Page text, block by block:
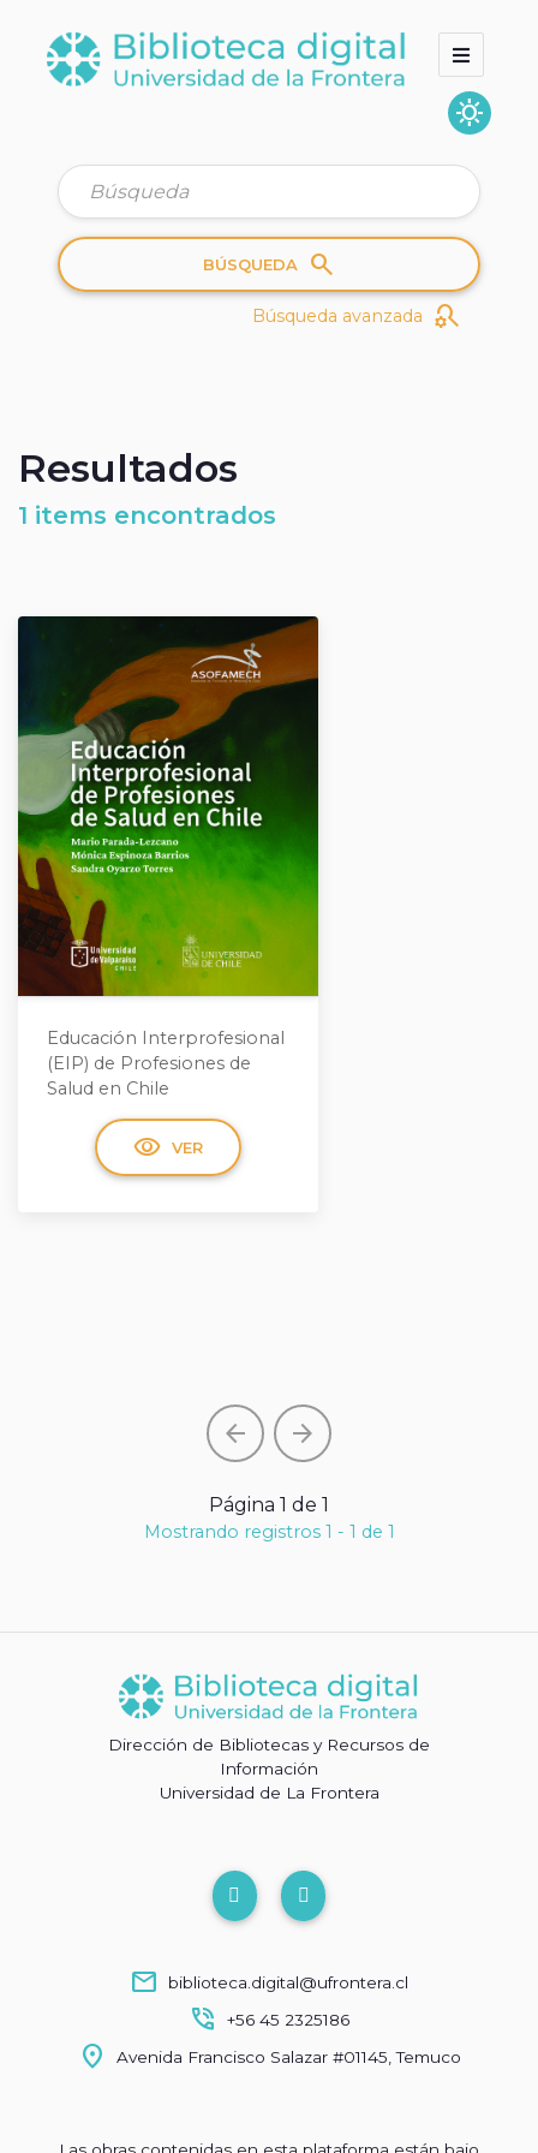
sunny
Colecciones
Quienes somos
BÚSQUEDA search
Búsqueda avanzada search_gear
Resultados
1 items encontrados
Educación Interprofesional
(EIP) de Profesiones de
Salud en Chile
visibility VER
arrow_back arrow_forward
Página 1 de 1
Mostrando registros 1 - 1 de 1
Dirección de Bibliotecas y Recursos de
Información
Universidad de La Frontera
mail biblioteca.digital@ufrontera.cl
phone_in_talk +56 45 2325186
location_on Avenida Francisco Salazar #01145, Temuco